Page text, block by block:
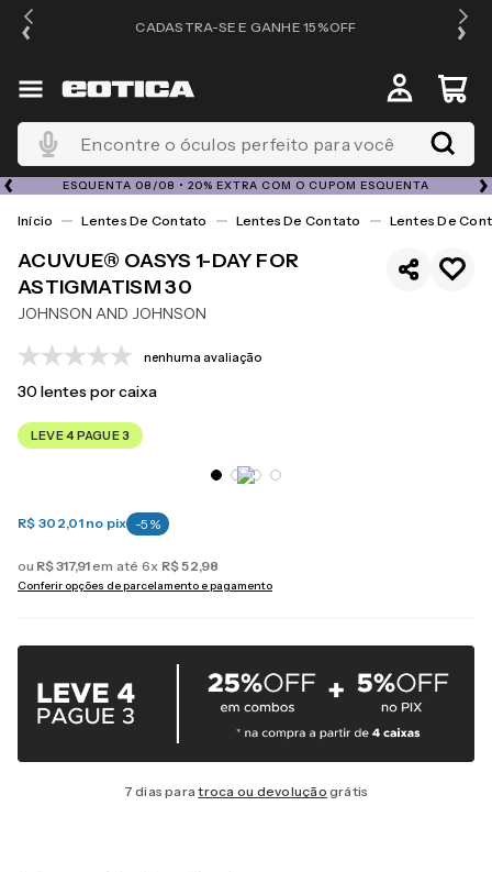
CADASTRA-SE E GANHE 15%OFF
Encontre o óculos perfeito para você
ESQUENTA 08/08 • 20% EXTRA COM O CUPOM ESQUENTA
Lentes De Contato Lentes De Contato Lentes De
ACUVUE® OASYS 1-DAY FOR
ASTIGMATISM 30
JOHNSON AND JOHNSON
nenhuma avaliação
30lentes por caixa
LEVE 4 PAGUE 3
R$ 302,01 no pix -5 %
ou R$317,91 em até 6x R$52,98
Conferir opções de parcelamento e pagamento
7 dias paratroca ou devolução grátis